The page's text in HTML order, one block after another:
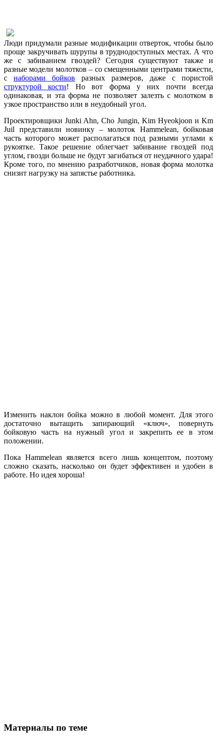
Люди придумали разные модификации отверток, чтобы было
проще закручивать шурупы в труднодоступных местах. А что
же с забиванием гвоздей? Сегодня существуют также и
разные модели молотков – со смещенными центрами тяжести,
с наборами бойков разных размеров, даже с пористой
структурой кости! Но вот форма у них почти всегда
одинаковая, и эта форма не позволяет залезть с молотком в
узкое пространство или в неудобный угол.
Проектировщики Junki Ahn, Cho Jungin, Kim Hyeokjoon и Km
Juil представили новинку – молоток Hammelean, бойковая
часть которого может располагаться под разными углами к
рукоятке. Такое решение облегчает забивание гвоздей под
углом, гвозди больше не будут загибаться от неудачного удара!
Кроме того, по мнению разработчиков, новая форма молотка
снизит нагрузку на запястье работника.
Изменить наклон бойка можно в любой момент. Для этого
достаточно вытащить запирающий «ключ», повернуть
бойковую часть на нужный угол и закрепить ее в этом
положении.
Пока Hammelean является всего лишь концептом, поэтому
сложно сказать, насколько он будет эффективен и удобен в
работе. Но идея хороша!
Материалы по теме